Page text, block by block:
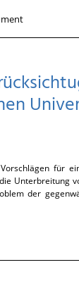
für
Unterbreitung
der